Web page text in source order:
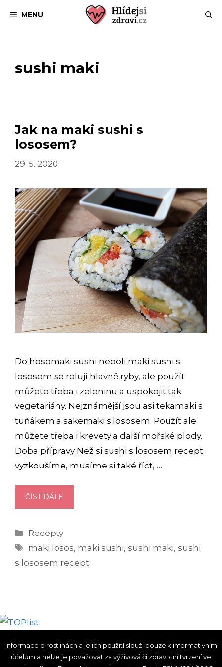
MENU
sushi maki
Jak na maki sushi s
lososem?
29. 5. 2020
Do hosomaki sushi neboli maki sushi s
lososem se rolují hlavně ryby, ale použít
můžete třeba i zeleninu a uspokojit tak
vegetariány. Nejznámější jsou asi tekamaki s
tuňákem a sakemaki s lososem. Použít ale
můžete třeba i krevety a další mořské plody.
Doba přípravy Než si sushi s lososem recept
vyzkoušíme, musíme si také říct, …
ČÍST DÁLE
NA
SUSHI
S
LOSOSEM?
Rubriky
Recepty
Štítky
maki losos, maki sushi,sushi maki,sushi
s lososem recept
Informace o rostlinách a jejich použití slouží pouze k informativním
účelům a nelze je považovat za výživová či zdravotní tvrzení ve